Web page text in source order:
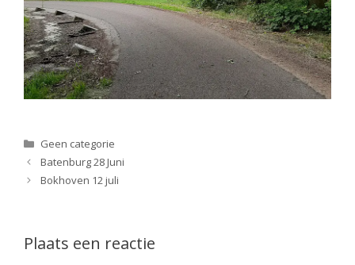
Categorieën
Geen categorie
Batenburg 28 Juni
Bokhoven 12 juli
Plaats een reactie